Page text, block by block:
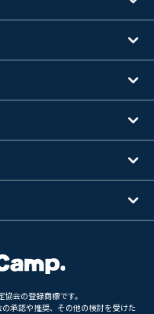
会の登録商標です。
承認や推奨、その他の検討を受けた